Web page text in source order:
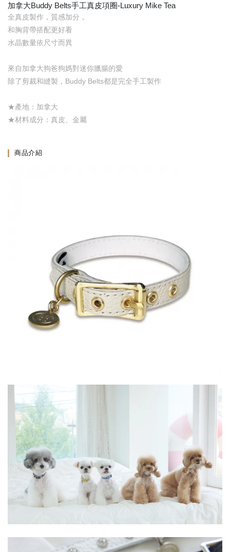
加拿大Buddy Belts手工真皮項圈-Luxury Mike Tea
全真皮製作，質感加分，
和胸背帶搭配更好看
水晶數量依尺寸而異
來自加拿大狗爸狗媽對迷你臘腸的愛
除了剪裁和縫製，Buddy Belts都是完全手工製作
★產地：加拿大
★材料成分：真皮、金屬
商品介紹